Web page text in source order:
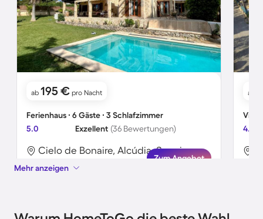
ab 195 € pro Nacht
Ferienhaus ∙ 6 Gäste ∙ 3 Schlafzimmer
5.0
Exzellent (36 Bewertungen)
Cielo de Bonaire, Alcúdia, Spanien
Zum Angebot
ab
Villa
4.9
Mehr anzeigen